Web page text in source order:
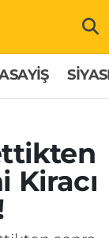
Kiracı